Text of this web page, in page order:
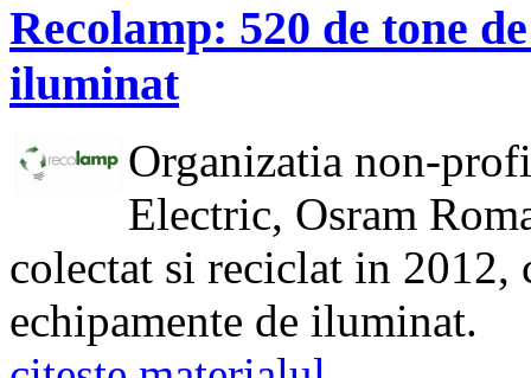
Recolamp: 520 de tone
iluminat
Organizatia non-
Electric, Osram
colectat si reciclat in 2012,
echipamente de iluminat.